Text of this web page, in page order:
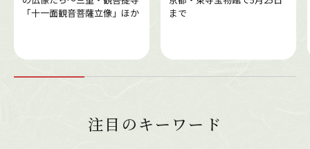
「十一面観音菩薩立像」ほか
まで
注目のキーワード